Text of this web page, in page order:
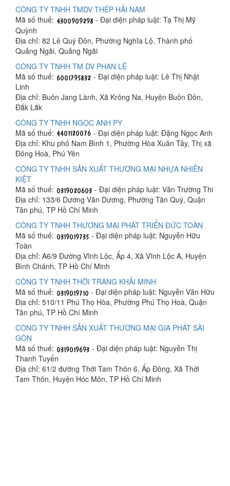
CÔNG TY TNHH TMDV THÉP HẢI NAM
Mã số thuế:
- Đại diện pháp luật: Tạ Thị Mỹ
Quỳnh
Địa chỉ: 82 Lê Quý Đôn, Phường Nghĩa Lộ, Thành phố
Quảng Ngãi, Quảng Ngãi
CÔNG TY TNHH TM DV PHAN LÊ
Mã số thuế:
- Đại diện pháp luật: Lê Thị Nhật
Linh
Địa chỉ: Buôn Jang Lành, Xã Krông Na, Huyện Buôn Đôn,
Đắk Lắk
CÔNG TY TNHH NGỌC ANH PY
Mã số thuế:
- Đại diện pháp luật: Đặng Ngọc Anh
Địa chỉ: Khu phố Nam Bình 1, Phường Hòa Xuân Tây, Thị xã
Đông Hoà, Phú Yên
CÔNG TY TNHH SẢN XUẤT THƯƠNG MẠI NHỰA NHIÊN
KIỆT
Mã số thuế:
- Đại diện pháp luật: Văn Trường Thi
Địa chỉ: 133/6 Dương Văn Dương, Phường Tân Quý, Quận
Tân phú, TP Hồ Chí Minh
CÔNG TY TNHH THƯƠNG MẠI PHÁT TRIỂN ĐỨC TOÀN
Mã số thuế:
- Đại diện pháp luật: Nguyễn Hữu
Toàn
Địa chỉ: A6/9 Đường Vĩnh Lộc, Ấp 4, Xã Vĩnh Lộc A, Huyện
Bình Chánh, TP Hồ Chí Minh
CÔNG TY TNHH THỜI TRANG KHẢI MINH
Mã số thuế:
- Đại diện pháp luật: Nguyễn Văn Hữu
Địa chỉ: 510/11 Phú Thọ Hòa, Phường Phú Thọ Hoà, Quận
Tân phú, TP Hồ Chí Minh
CÔNG TY TNHH SẢN XUẤT THƯƠNG MẠI GIA PHÁT SÀI
GÒN
Mã số thuế:
- Đại diện pháp luật: Nguyễn Thị
Thanh Tuyển
Địa chỉ: 61/2 đường Thới Tam Thôn 6, Ấp Đông, Xã Thới
Tam Thôn, Huyện Hóc Môn, TP Hồ Chí Minh